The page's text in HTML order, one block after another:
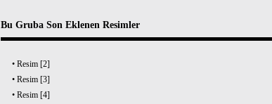
Bu Gruba Son Eklenen Resimler
• Resim [2]
• Resim [3]
• Resim [4]